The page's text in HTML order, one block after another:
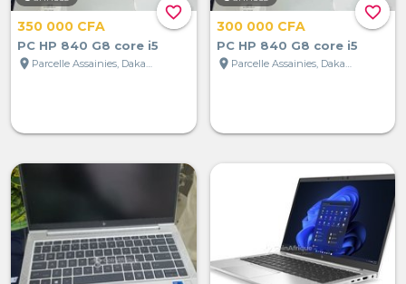
favorite_border
350 000 CFA
PC HP 840 G8 core i5
location_on
favorite_border
300 000 CFA
PC HP 840 G8 core i5
location_on